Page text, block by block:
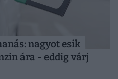
nagyot esik
ára - eddig várj